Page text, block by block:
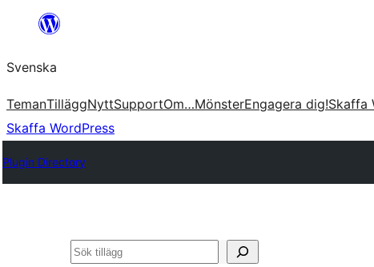
Hoppa
innehåll
Svenska
TemanTilläggNyttSupportOm…MönsterEngagera dig!Skaffa
Skaffa WordPress
Plugin Directory
Sök